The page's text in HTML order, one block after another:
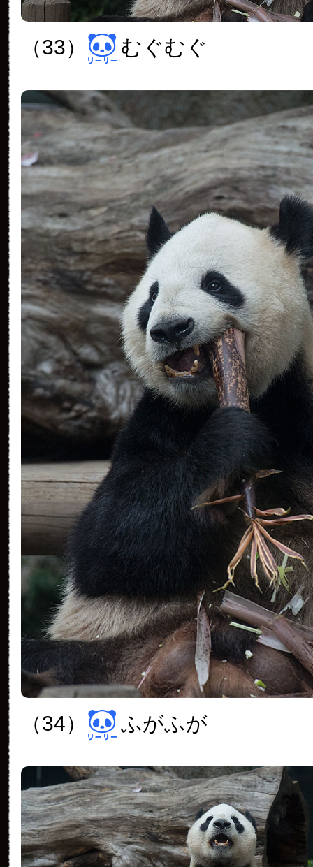
（33） むぐむぐ
（34） ふがふが